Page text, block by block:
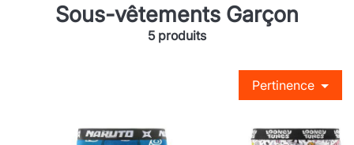
Sous-vêtements Garçon
5 produits
Pertinence